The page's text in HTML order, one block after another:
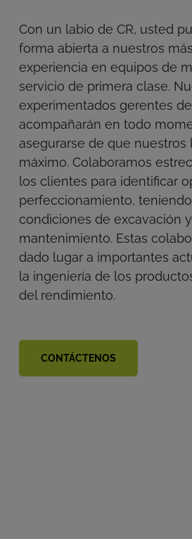
Con un labio de CR, usted
forma abierta a nuestros
experiencia en equipos de
servicio de primera clase.
experimentados gerentes
acompañarán en todo
asegurarse de que nuestros
máximo. Colaboramos
los clientes para identificar
perfeccionamiento,
condiciones de excavación
mantenimiento. Estas
dado lugar a importantes
la ingeniería de los
del rendimiento.
CONTÁCTENOS